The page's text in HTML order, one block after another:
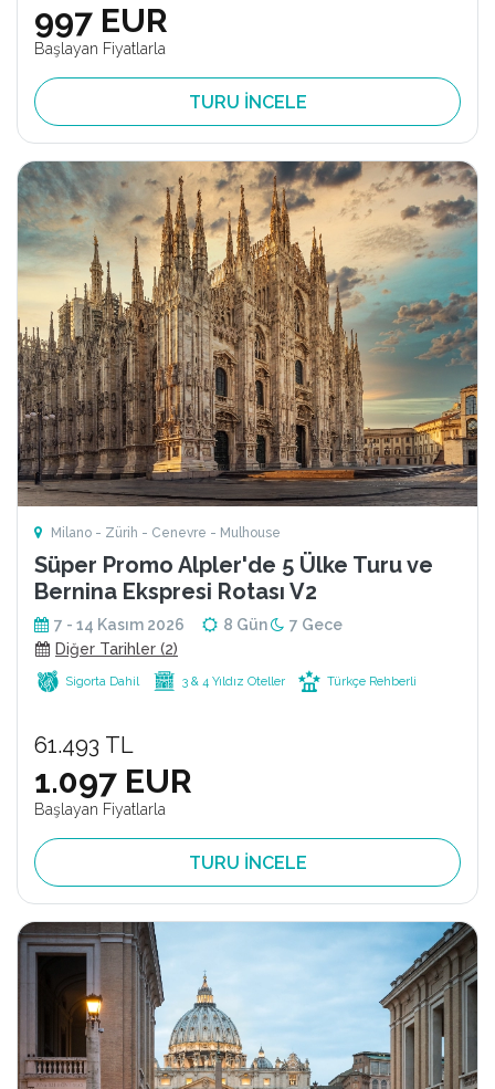
997 EUR
Başlayan Fiyatlarla
TURU İNCELE
Milano - Zürih - Cenevre - Mulhouse
Süper Promo Alpler'de 5 Ülke Turu ve
Bernina Ekspresi Rotası V2
7 - 14 Kasım 2026 8 Gün
7 Gece
Diğer Tarihler (2)
Sigorta Dahil 3 & 4 Yıldız Oteller Türkçe Rehberli
61.493 TL
1.097 EUR
Başlayan Fiyatlarla
TURU İNCELE